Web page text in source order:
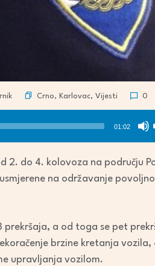
Crno, Karlovac, Vijesti 0
01:02
2. do 4. kolovoza na području
na održavanje
prekršaja, a od toga se pet
brzine kretanja
upravljanja vozilom.